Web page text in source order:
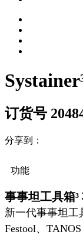
订货号
分享到：
功能
事事坦工具箱³
新一代事事坦工
Festool、